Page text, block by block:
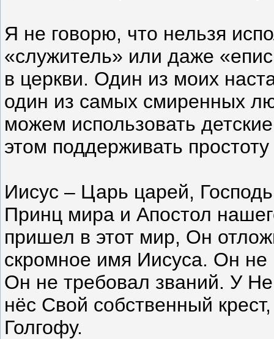
Я не говорю, что нельзя
«служитель» или даже
в церкви. Один из моих
один из самых смиренных
можем использовать
этом поддерживать
Иисус – Царь царей,
Принц мира и Апостол
пришел в этот мир, Он
скромное имя Иисуса. Он
Он не требовал званий. У
нёс Свой собственный
Голгофу.